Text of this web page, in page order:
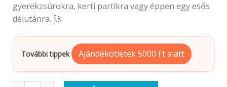
gyerekzsúrokra, kerti partikra vagy éppen egy esős
délutánra. 🚀
További tippek Ajándékötletek 5000 Ft alatt